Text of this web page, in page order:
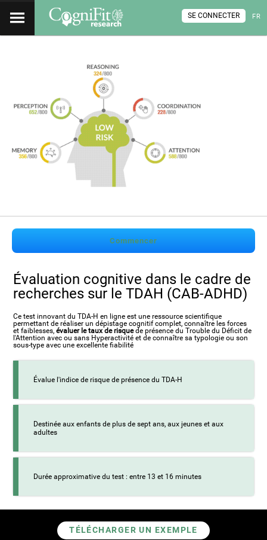
FR
SE CONNECTER
Commencer
Évaluation cognitive dans le cadre de
recherches sur le TDAH (CAB-ADHD)
Ce test innovant du TDA-H en ligne est une ressource scientifique
permettant de réaliser un dépistage cognitif complet, connaître les forces
et faiblesses,évaluer le taux de risquede présence du Trouble du Déficit de
l'Attention avec ou sans Hyperactivité et de connaître sa typologie ou son
sous-type avec une excellente fiabilité
Évalue l'indice de risque de présence du TDA-H
Destinée aux enfants de plus de sept ans, aux jeunes et aux
adultes
Durée approximative du test : entre 13 et 16 minutes
TÉLÉCHARGER UN EXEMPLE